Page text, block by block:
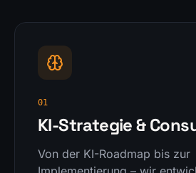
01
KI-Strategie &
Von der KI-Roadmap bis zur